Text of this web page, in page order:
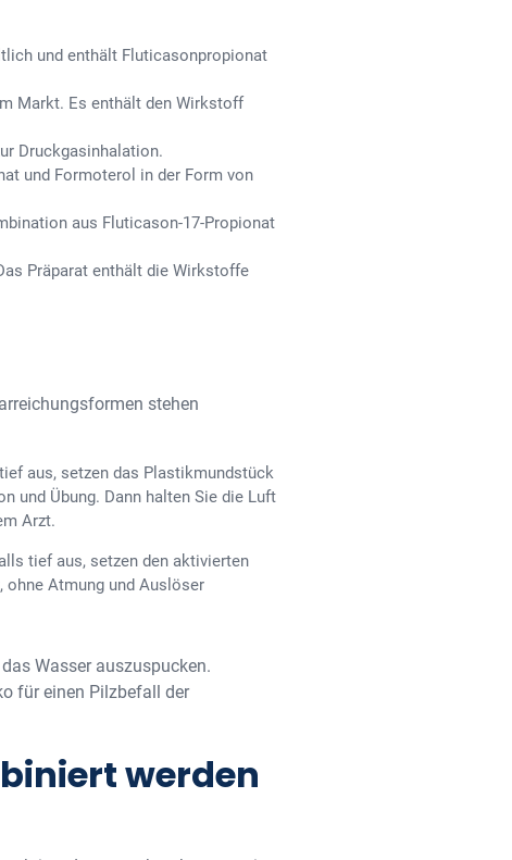
und enthält Fluticasonpropionat
Markt. Es enthält den Wirkstoff
Druckgasinhalation.
und Formoterol in der Form von
aus Fluticason-17-Propionat
Präparat enthält die Wirkstoffe
stehen
aus, setzen das Plastikmundstück
und Übung. Dann halten Sie die Luft
Arzt.
tief aus, setzen den aktivierten
ohne Atmung und Auslöser
Wasser auszuspucken.
für einen Pilzbefall der
werden